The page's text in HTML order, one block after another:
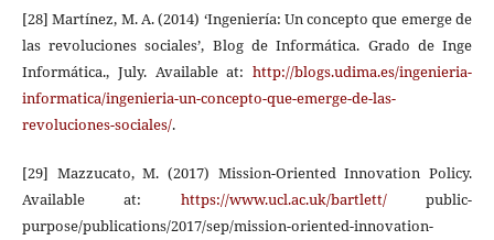
[28] Martínez, M. A. (2014) ‘Ingeniería: Un concepto que emerge de
las revoluciones sociales’, Blog de Informática. Grado de Inge
Informática., July. Available at:http://blogs.udima.es/ingenieria-
informatica/ingenieria-un-concepto-que-emerge-de-las-
revoluciones-sociales/.
[29] Mazzucato, M. (2017) Mission-Oriented Innovation Policy.
Available at: https://www.ucl.ac.uk/bartlett/public-
purpose/publications/2017/sep/mission-oriented-innovation-